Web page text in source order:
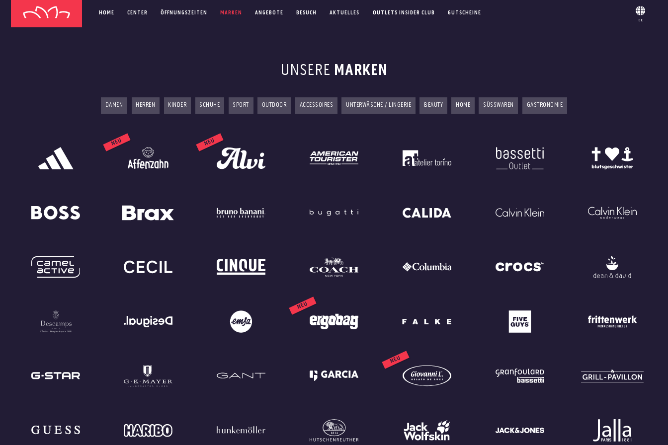
HOME CENTER ÖFFNUNGSZEITEN MARKEN ANGEBOTE BESUCH AKTUELLES OUTLETS INSIDER CLUB GUTSCHEINE
DE
UNSERE MARKEN
DAMEN HERREN KINDER SCHUHE SPORT OUTDOOR ACCESSOIRES UNTERWÄSCHE / LINGERIE BEAUTY HOME SÜSSWAREN GASTRONOMIE
NEU NEU
NEU
NEU